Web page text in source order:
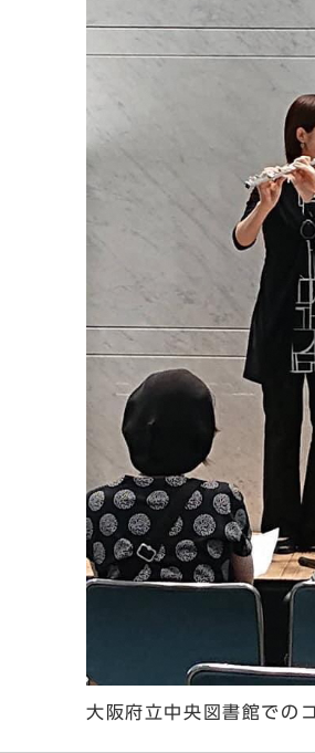
大阪府立中央図書館での